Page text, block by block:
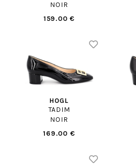
NOIR
159.00 €
HOGL
TADIM
NOIR
169.00 €